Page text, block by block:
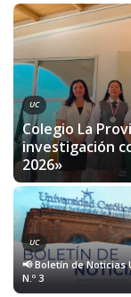
UC
Colegio La
investigación
2026»
UC
📢 Boletín de Noticias
N.º 3